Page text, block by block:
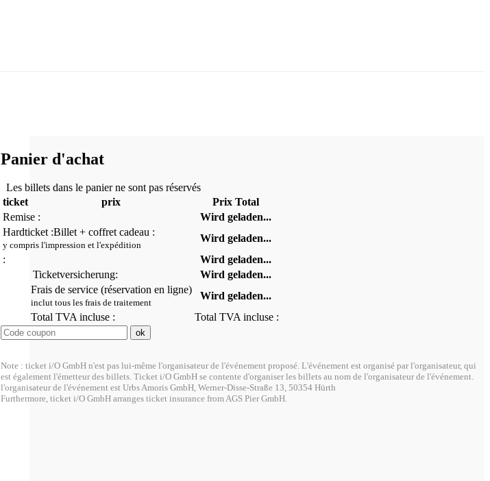
Panier d'achat
Les billets dans le panier ne sont pas réservés
ticket
prix
Prix Total
Remise :
Wird geladen...
Hardticket :Billet + coffret cadeau :
y compris l'impression et l'expédition
Wird geladen...
:
Wird geladen...
Ticketversicherung:
Wird geladen...
Frais de service (réservation en ligne)
inclut tous les frais de traitement
Wird geladen...
Total TVA incluse :
Total TVA incluse :
Note : ticket i/O GmbH n'est pas lui-même l'organisateur de l'événement proposé. L'événement est organisé par l'organisateur, qui
est également l'émetteur des billets. Ticket i/O GmbH se contente d'organiser les billets au nom de l'organisateur de l'événement.
l'organisateur de l'événement est Urbs Amoris GmbH, Werner-Disse-Straße 13, 50354 Hürth
Furthermore, ticket i/O GmbH arranges ticket insurance from AGS Pier GmbH.